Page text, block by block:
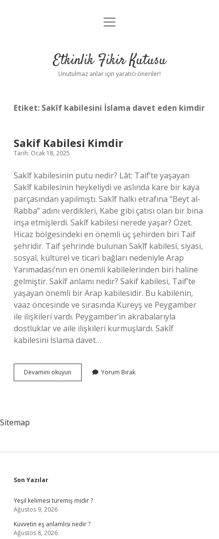
Anasayfa
Yasal Uyarı
menüyü
Etkinlik Fikir Kutusu
Unutulmaz anlar için yaratıcı öneriler!
Etiket: Sakîf kabilesini İslama davet eden kimdir
Sakif Kabilesi Kimdir
Tarih: Ocak 18, 2025
Sakîf kabilesinin putu nedir? Lât: Taif’te yaşayan
Sakîf kabilesinin heykeliydi ve aslında kare bir kaya
parçasından yapılmıştı. Sakîf halkı etrafına “Beyt al-
Rabba” adını verdikleri, Kabe gibi çatısı olan bir bina
inşa etmişlerdi. Sakîf kabilesi nerede yaşar? Özet.
Hicaz bölgesindeki en önemli üç şehirden biri Taif
şehridir. Taif şehrinde bulunan Sakīf kabilesi, siyasi,
sosyal, kültürel ve ticari bağları nedeniyle Arap
Yarımadası’nın en önemli kabilelerinden biri haline
gelmiştir. Sakîf anlamı nedir? Sakif kabilesi, Taif’te
yaşayan önemli bir Arap kabilesidir. Bu kabilenin,
vaaz öncesinde ve sırasında Kureyş ve Peygamber
ile ilişkileri vardı. Peygamber’in akrabalarıyla
dostluklar ve aile ilişkileri kurmuşlardı. Sakîf
kabilesini İslama davet…
Devamını okuyun
Kabilesi
Yorum Bırak
Sitemap
Sidebar
Son Yazılar
Yeşil kelimesi türemiş midir ?
Ağustos 9, 2026
Kuvvetin eş anlamlısı nedir ?
Ağustos 8, 2026